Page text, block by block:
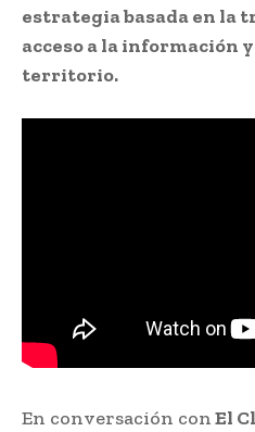
estrategia basada en la
acceso a la información
territorio.
En conversación conEl